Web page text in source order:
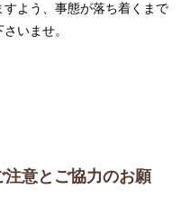
よう、事態が落ち着くまで
いませ。
意とご協力のお願